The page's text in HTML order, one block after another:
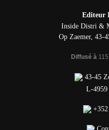
Editeur
Inside Distri &
Op Zaemer, 43-
Diffusé à
43-45
L-4959